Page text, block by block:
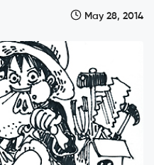
May 28, 2014